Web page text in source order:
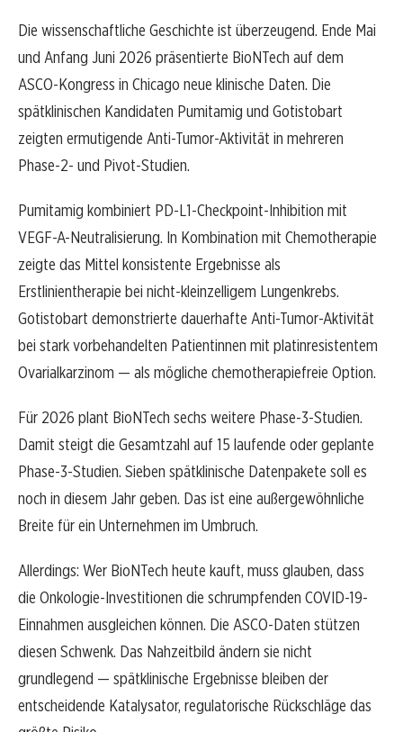
Die wissenschaftliche Geschichte ist überzeugend. Ende Mai
und Anfang Juni 2026 präsentierte BioNTech auf dem
ASCO-Kongress in Chicago neue klinische Daten. Die
spätklinischen Kandidaten Pumitamig und Gotistobart
zeigten ermutigende Anti-Tumor-Aktivität in mehreren
Phase-2- und Pivot-Studien.
Pumitamig kombiniert PD-L1-Checkpoint-Inhibition mit
VEGF-A-Neutralisierung. In Kombination mit Chemotherapie
zeigte das Mittel konsistente Ergebnisse als
Erstlinientherapie bei nicht-kleinzelligem Lungenkrebs.
Gotistobart demonstrierte dauerhafte Anti-Tumor-Aktivität
bei stark vorbehandelten Patientinnen mit platinresistentem
Ovarialkarzinom — als mögliche chemotherapiefreie Option.
Für 2026 plant BioNTech sechs weitere Phase-3-Studien.
Damit steigt die Gesamtzahl auf 15 laufende oder geplante
Phase-3-Studien. Sieben spätklinische Datenpakete soll es
noch in diesem Jahr geben. Das ist eine außergewöhnliche
Breite für ein Unternehmen im Umbruch.
Allerdings: Wer BioNTech heute kauft, muss glauben, dass
die Onkologie-Investitionen die schrumpfenden COVID-19-
Einnahmen ausgleichen können. Die ASCO-Daten stützen
diesen Schwenk. Das Nahzeitbild ändern sie nicht
grundlegend — spätklinische Ergebnisse bleiben der
entscheidende Katalysator, regulatorische Rückschläge das